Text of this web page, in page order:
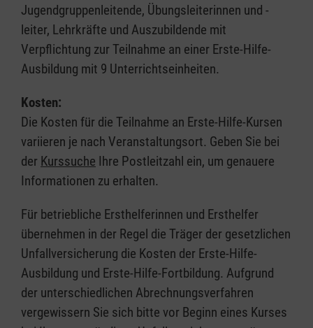
Jugendgruppenleitende, Übungsleiterinnen und -
leiter, Lehrkräfte und Auszubildende mit
Verpflichtung zur Teilnahme an einer Erste-Hilfe-
Ausbildung mit 9 Unterrichtseinheiten.
Kosten:
Die Kosten für die Teilnahme an Erste-Hilfe-Kursen
variieren je nach Veranstaltungsort. Geben Sie bei
der Kurssuche Ihre Postleitzahl ein, um genauere
Informationen zu erhalten.
Für betriebliche Ersthelferinnen und Ersthelfer
übernehmen in der Regel die Träger der gesetzlichen
Unfallversicherung die Kosten der Erste-Hilfe-
Ausbildung und Erste-Hilfe-Fortbildung. Aufgrund
der unterschiedlichen Abrechnungsverfahren
vergewissern Sie sich bitte vor Beginn eines Kurses